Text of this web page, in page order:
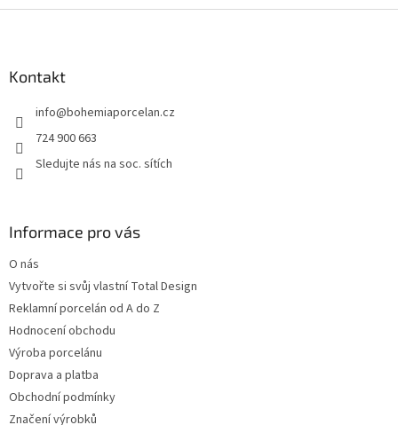
Kontakt
info@bohemiaporcelan.cz
724 900 663
Sledujte nás na soc. sítích
Informace pro vás
O nás
Vytvořte si svůj vlastní Total Design
Reklamní porcelán od A do Z
Hodnocení obchodu
Výroba porcelánu
Doprava a platba
Obchodní podmínky
Značení výrobků